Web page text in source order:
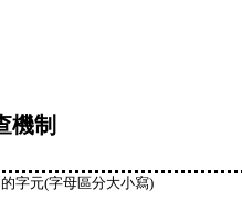
機制
字元(字母區分大小寫)